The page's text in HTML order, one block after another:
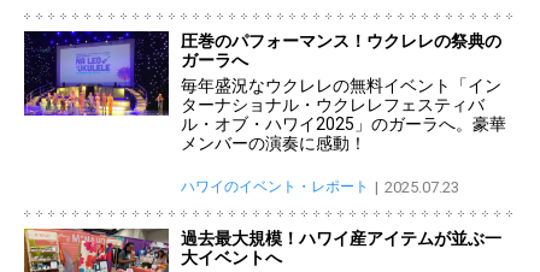
圧巻のパフォーマンス！ウクレレの祭典の
ガーラへ
毎年盛況なウクレレの無料イベント「イン
ターナショナル・ウクレレフェスティバ
ル・オブ・ハワイ2025」のガーラへ。豪華
メンバーの演奏に感動！
ハワイのイベント・レポート 2025.07.23
過去最大規模！ハワイ産アイテムが並ぶ一
大イベントへ